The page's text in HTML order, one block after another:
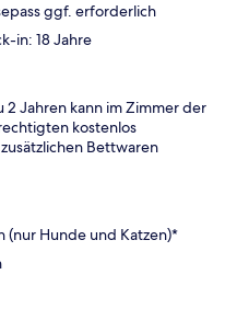
ggf. erforderlich
in: 18 Jahre
2 Jahren kann im Zimmer der
kostenlos
Bettwaren
(nur Hunde und Katzen)*